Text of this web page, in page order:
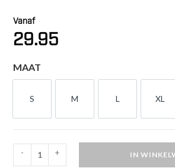
Vanaf
29.95
MAAT
S M L XL
- + IN